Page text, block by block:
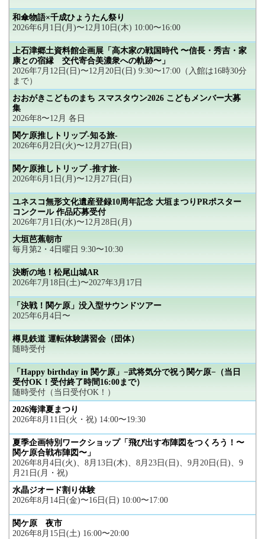
和傘物語×千成ひょうたん祭り
2026年6月1日(月)〜12月10日(木) 10:00〜16:00
上石津郷土資料館企画展「高木家の戦国時代 〜信長・秀吉・家
康との宿縁 交代寄合美濃衆への軌跡〜」
2026年7月12日(日)〜12月20日(日) 9:30〜17:00（入館は16時30分
まで）
おおがきこどものまち スマスタウン2026 こどもメンバー大募
集
2026年8〜12月 各日
関ケ原推しトリップ-知る旅-
2026年6月2日(火)〜12月27日(日)
関ケ原推しトリップ -推す旅-
2026年6月1日(月)〜12月27日(日)
ユネスコ無形文化遺産登録10周年記念 大垣まつりPRポスター
コンクール 作品応募受付
2026年7月1日(水)〜12月28日(月)
大垣芭蕉朝市
毎月第2・4日曜日 9:30〜10:30
決断の地！松尾山城AR
2026年7月18日(土)〜2027年3月17日
「決戦！関ケ原」没入型サウンドツアー
2025年6月4日〜
樽見鉄道 運転体験講習会（団体）
随時受付
「Happy birthday in 関ケ原」−武将気分で祝う関ケ原−（当日
受付OK！受付終了時間16:00まで）
随時受付（当日受付OK！）
2026海津夏まつり
2026年8月11日(火・祝) 14:00〜19:30
夏季企画特別ワークショップ「飛び出す布陣図をつくろう！〜
関ケ原合戦布陣図〜」
2026年8月4日(火)、8月13日(木)、8月23日(日)、9月20日(日)、9
月21日(月・祝)
水晶ジオード割り体験
2026年8月14日(金)〜16日(日) 10:00〜17:00
関ケ原 夜市
2026年8月15日(土) 16:00〜20:00